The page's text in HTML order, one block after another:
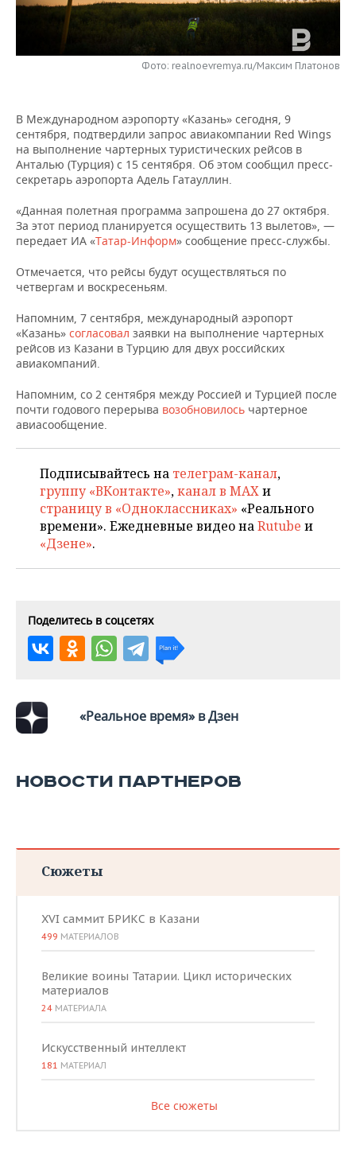
НЕФТЕХИМИЯ
ЭНЕРГЕТИКА
РОЗНИЧНАЯ ТОРГОВЛЯ
НОВОСТИ ТЕХНОЛОГИЙ
ТЕЛЕКОММУНИКАЦИИ
МЕРОПРИЯТИЯ
НОВОСТИ МЕРОПРИЯТИЙ
БИЗНЕС-БРАНЧИ
ONLINE-КОНФЕРЕНЦИИ
ОТКРЫТАЯ ЛЕКЦИЯ
ФУТБОЛ
ХОККЕЙ
БАСКЕТБОЛ
ВОЛЕЙБОЛ
КИБЕРСПОРТ
ФИГУРНОЕ КАТАНИЕ
ВОДНЫЕ ВИДЫ СПОРТА
ХОККЕЙ С МЯЧОМ
НОВОСТИ ОБЩЕСТВА
ВЛАСТЬ
ИНФРАСТРУКТУРА
ИСТОРИЯ
КУЛЬТУРА
МЕДИЦИНА
ОБРАЗОВАНИЕ
ПРОИСШЕСТВИЯ
ФОТОГАЛЕРЕЯ
СЮЖЕТЫ
СПРАВОЧНИК
СПИСОК ПЕРСОН
СПИСОК КОМПАНИЙ
ПОЛНАЯ ВЕРСИЯ
Фото: realnoevremya.ru/Максим Платонов
В Международном аэропорту «Казань» сегодня, 9
сентября, подтвердили запрос авиакомпании Red Wings
на выполнение чартерных туристических рейсов в
Анталью (Турция) с 15 сентября. Об этом сообщил пресс-
секретарь аэропорта Адель Гатауллин.
«Данная полетная программа запрошена до 27 октября.
За этот период планируется осуществить 13 вылетов», —
передает ИА «Татар-Информ» сообщение пресс-службы.
Отмечается, что рейсы будут осуществляться по
четвергам и воскресеньям.
Напомним, 7 сентября, международный аэропорт
«Казань» согласовал заявки на выполнение чартерных
рейсов из Казани в Турцию для двух российских
авиакомпаний.
Напомним, со 2 сентября между Россией и Турцией после
почти годового перерыва возобновилось чартерное
авиасообщение.
Подписывайтесь на телеграм-канал,
группу «ВКонтакте»,канал в MAXи
страницу в «Одноклассниках» «Реального
времени». Ежедневные видео наRutube и
«Дзене».
Поделитесь в соцсетях
«Реальное время» в Дзен
НОВОСТИ ПАРТНЕРОВ
Сюжеты
XVI саммит БРИКС в Казани
499 МАТЕРИАЛОВ
Великие воины Татарии. Цикл исторических
материалов
24 МАТЕРИАЛА
Искусственный интеллект
181 МАТЕРИАЛ
Все сюжеты